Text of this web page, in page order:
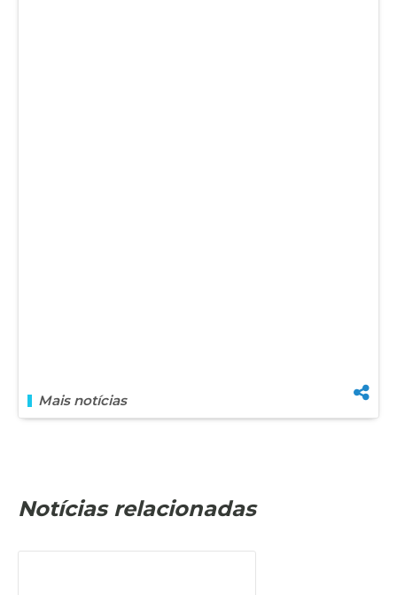
Mais notícias
Notícias relacionadas